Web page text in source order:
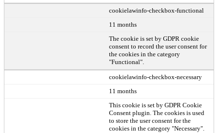
cookielawinfo-checkbox-functional
11 months
The cookie is set by GDPR cookie
consent to record the user consent for
the cookies in the category
"Functional".
cookielawinfo-checkbox-necessary
11 months
This cookie is set by GDPR Cookie
Consent plugin. The cookies is used
to store the user consent for the
cookies in the category "Necessary".